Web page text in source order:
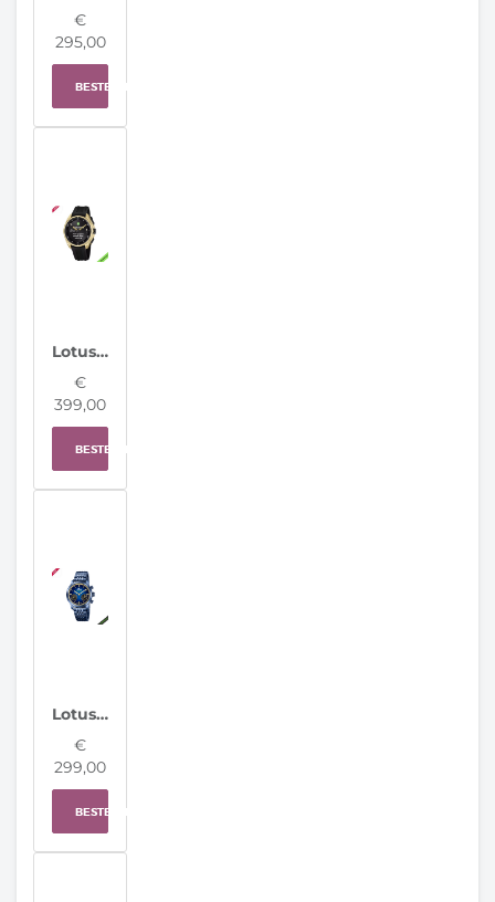
€
295,00
BESTELLEN
Lotus horloge 20002/5 Connected Full D
€
399,00
BESTELLEN
Lotus Hybrid Herenhorloge 19094/2
€
299,00
BESTELLEN